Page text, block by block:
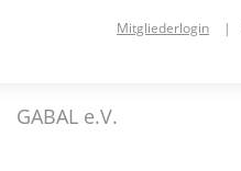
Mitgliederlogin |
GABAL e.V.